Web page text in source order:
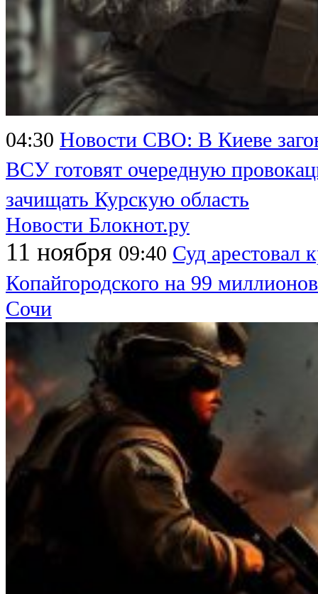
04:30 Новости СВО: В Киеве
ВСУ готовят очередную
зачищать Курскую область
Новости Блокнот.ру
11 ноября 09:40 Суд арестовал
Копайгородского на 99
Сочи